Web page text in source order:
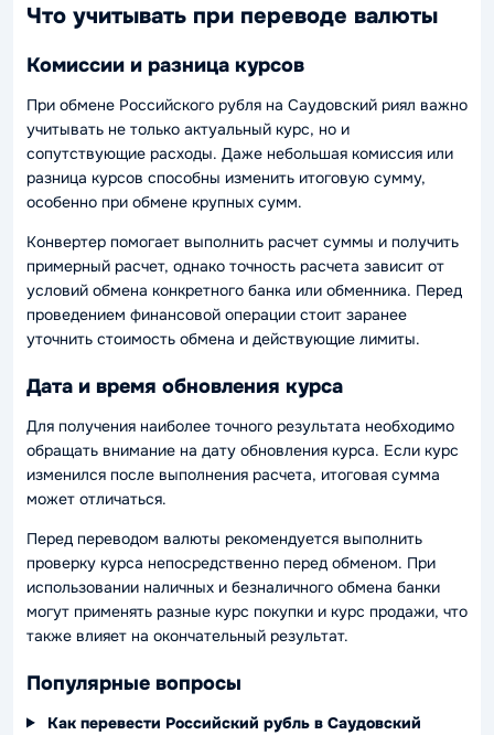
Что учитывать при переводе валюты
Комиссии и разница курсов
При обмене Российского рубля на Саудовский риял важно
учитывать не только актуальный курс, но и
сопутствующие расходы. Даже небольшая комиссия или
разница курсов способны изменить итоговую сумму,
особенно при обмене крупных сумм.
Конвертер помогает выполнить расчет суммы и получить
примерный расчет, однако точность расчета зависит от
условий обмена конкретного банка или обменника. Перед
проведением финансовой операции стоит заранее
уточнить стоимость обмена и действующие лимиты.
Дата и время обновления курса
Для получения наиболее точного результата необходимо
обращать внимание на дату обновления курса. Если курс
изменился после выполнения расчета, итоговая сумма
может отличаться.
Перед переводом валюты рекомендуется выполнить
проверку курса непосредственно перед обменом. При
использовании наличных и безналичного обмена банки
могут применять разные курс покупки и курс продажи, что
также влияет на окончательный результат.
Популярные вопросы
Как перевести Российский рубль в Саудовский